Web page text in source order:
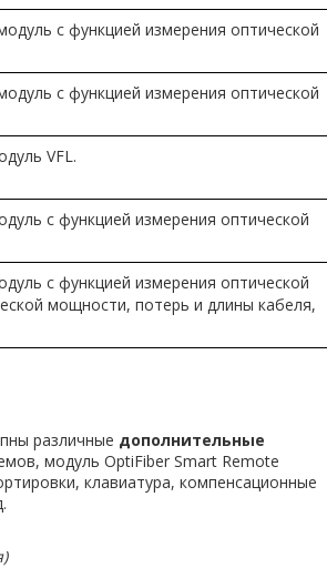
с функцией измерения оптической
с функцией измерения оптической
VFL.
с функцией измерения оптической
с функцией измерения оптической
мощности, потерь и длины кабеля,
различные дополнительные
модуль OptiFiber Smart Remote
клавиатура, компенсационные